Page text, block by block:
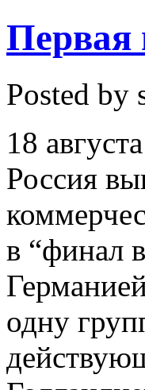
Первая
Posted by
18
Россия
в “финал
одну